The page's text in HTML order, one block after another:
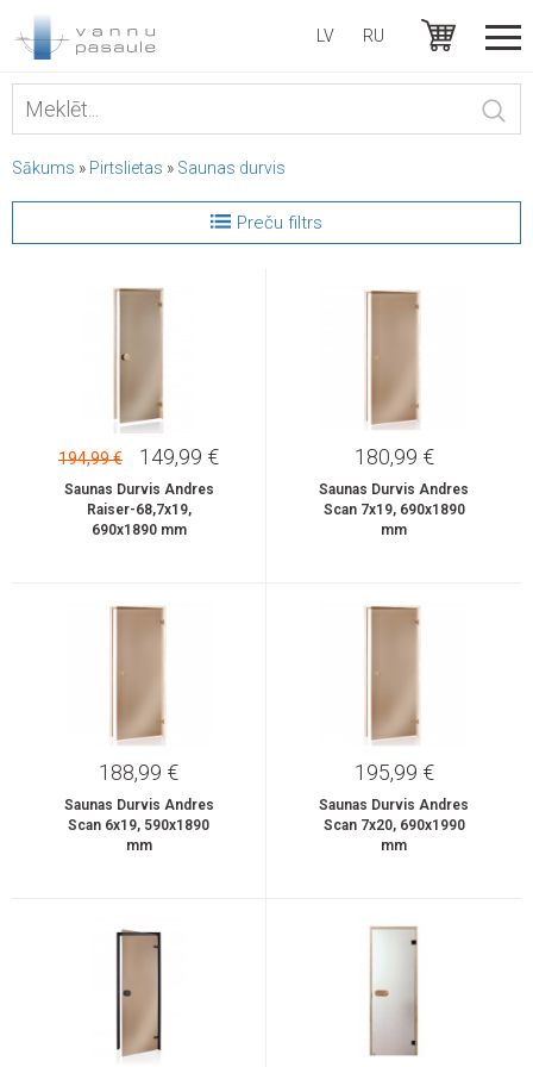
LV RU
Sākums » Pirtslietas » Saunas durvis
Preču filtrs
194,99 € 149,99 €
Saunas Durvis Andres
Raiser-68,7x19,
690x1890 mm
180,99 €
Saunas Durvis Andres
Scan 7x19, 690x1890
mm
188,99 €
Saunas Durvis Andres
Scan 6x19, 590x1890
mm
195,99 €
Saunas Durvis Andres
Scan 7x20, 690x1990
mm